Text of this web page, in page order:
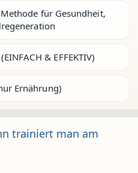
für Gesundheit,
& EFFEKTIV)
Ernährung)
trainiert man am